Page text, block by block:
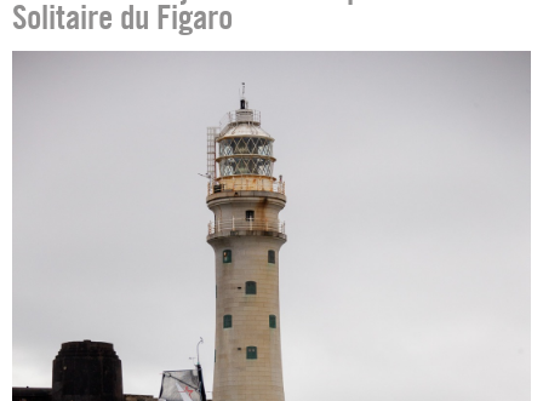
Solitaire du Figaro